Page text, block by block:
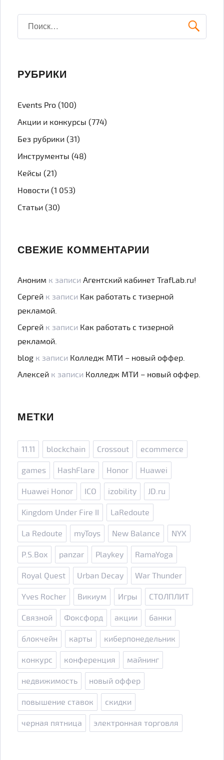
Искать:
РУБРИКИ
Events Pro (100)
Акции и конкурсы (774)
Без рубрики (31)
Инструменты (48)
Кейсы (21)
Новости (1 053)
Статьи (30)
СВЕЖИЕ КОММЕНТАРИИ
Аноним к записиАгентский кабинет TrafLab.ru!
Сергей к записи Как работать с тизерной
рекламой.
Сергей к записи Как работать с тизерной
рекламой.
blog к записи Колледж МТИ – новый оффер.
Алексей к записи Колледж МТИ – новый оффер.
МЕТКИ
11.11 blockchain Crossout ecommerce
games HashFlare Honor Huawei
Huawei Honor ICO izobility JD.ru
Kingdom Under Fire II LaRedoute
La Redoute myToys New Balance NYX
P.S.Box panzar Playkey RamaYoga
Royal Quest Urban Decay War Thunder
Yves Rocher Викиум Игры СТОЛПЛИТ
Связной Фоксфорд акции банки
блокчейн карты киберпонедельник
конкурс конференция майнинг
недвижимость новый оффер
повышение ставок скидки
черная пятница электронная торговля